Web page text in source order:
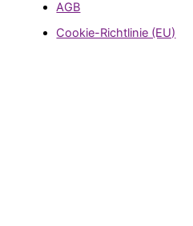
AGB
Cookie-Richtlinie (EU)